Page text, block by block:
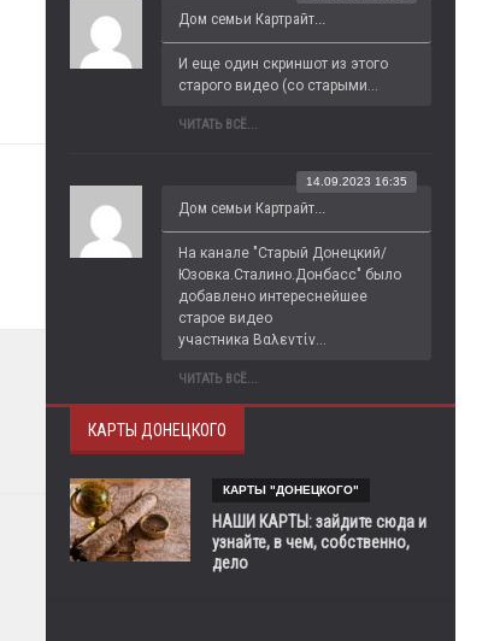
Дом семьи Картрайт...
И еще один скриншот из этого
старого видео (со старыми...
ЧИТАТЬ ВСЁ...
Дом семьи Картрайт...
14.09.2023 16:35
На канале "Старый Донецкий/
Юзовка.Сталино.Донбасс" было
добавлено интереснейшее
старое видео
участника Βαλεντίν...
ЧИТАТЬ ВСЁ...
КАРТЫ ДОНЕЦКОГО
КАРТЫ "ДОНЕЦКОГО"
НАШИ КАРТЫ: зайдите сюда и
узнайте, в чем, собственно,
дело